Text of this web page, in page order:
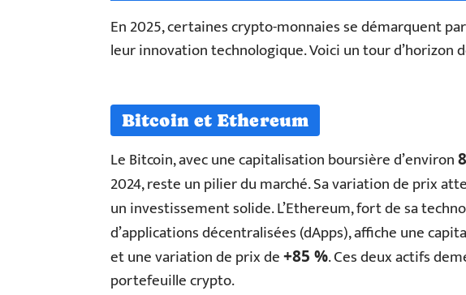
En 2025, certaines crypto-monnaies se démarquent
leur innovation technologique. Voici un tour d’horizon
Bitcoin et Ethereum
Le Bitcoin, avec une capitalisation boursière d’environ
2024, reste un pilier du marché. Sa variation de prix
un investissement solide. L’Ethereum, fort de sa
d’applications décentralisées (dApps), affiche une
et une variation de prix de+85 %. Ces deux actifs
portefeuille crypto.